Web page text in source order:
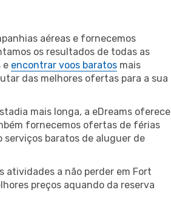
aéreas e fornecemos
os resultados de todas as
e encontrar voos baratos mais
das melhores ofertas para a sua
mais longa, a eDreams oferece
fornecemos ofertas de férias
serviços baratos de aluguer de
atividades a não perder em Fort
preços aquando da reserva